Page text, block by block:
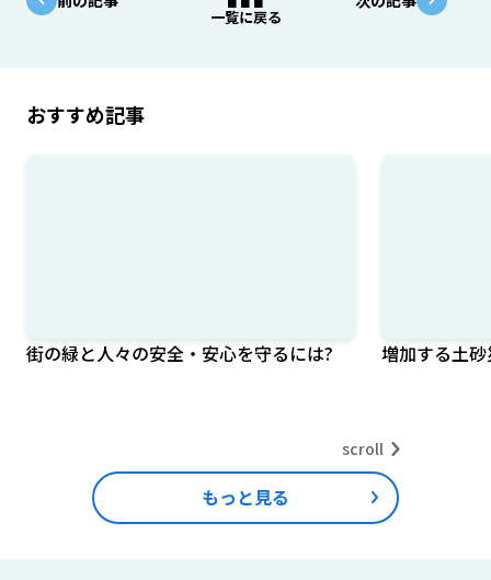
一覧に戻る
おすすめ記事
街の緑と人々の安全・安心を守るには? 増加する土
scroll
もっと見る